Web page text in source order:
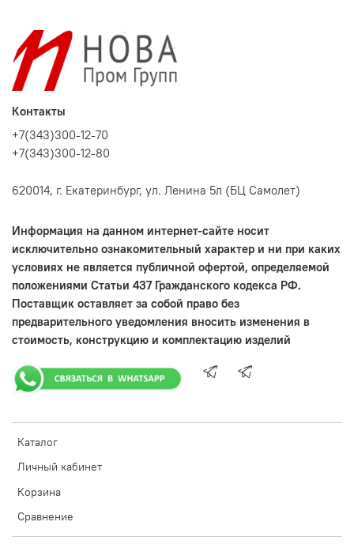
Каталог
Личный кабинет
Корзина
Сравнение
Контакты
+7(343)300-12-70
+7(343)300-12-80
620014, г. Екатеринбург, ул. Ленина 5л (БЦ Самолет)
Информация на данном интернет-сайте носит
исключительно ознакомительный характер и ни при каких
условиях не является публичной офертой, определяемой
положениями Статьи 437 Гражданского кодекса РФ.
Поставщик оставляет за собой право без
предварительного уведомления вносить изменения в
стоимость, конструкцию и комплектацию изделий